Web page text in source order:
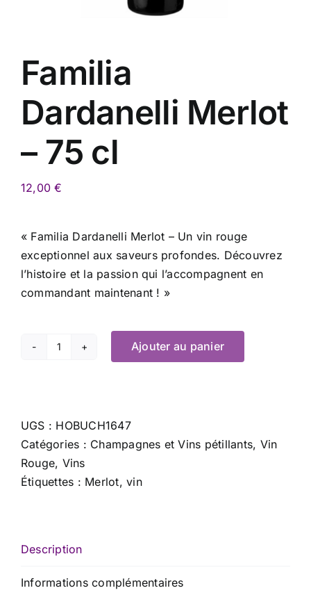
Familia
Dardanelli Merlot
– 75 cl
12,00€
« Familia Dardanelli Merlot – Un vin rouge
exceptionnel aux saveurs profondes. Découvrez
l’histoire et la passion qui l’accompagnent en
commandant maintenant ! »
quantité
Merlot
-
75
cl
Ajouter au panier
UGS : HOBUCH1647
Catégories : Champagnes et Vins pétillants, Vin
Rouge, Vins
Étiquettes : Merlot,vin
Description
Informations complémentaires